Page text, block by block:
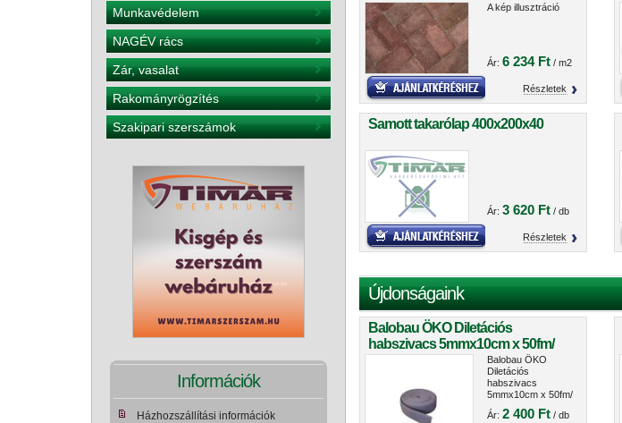
Munkavédelem
NAGÉV rács
Zár, vasalat
Rakományrögzítés
Szakipari szerszámok
Információk
Házhozszállítási információk
A kép illusztráció
Ár: 6 234 Ft/ m2
Részletek
Samott takarólap 400x200x40
Ár: 3 620 Ft/ db
Részletek
Újdonságaink
Balobau ÖKO Diletációs
habszivacs 5mmx10cm x 50fm/
tekercs
Balobau ÖKO
Diletációs
habszivacs
5mmx10cm x 50fm/
Ár: 2 400 Ft/ db